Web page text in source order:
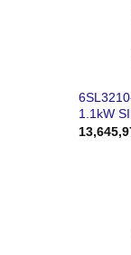
1.1kW